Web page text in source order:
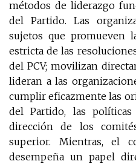
métodos de liderazgo
del Partido. Las
sujetos que promueven
estricta de las
del PCV; movilizan
lideran a las
cumplir eficazmente las
del Partido, las
dirección de los
superior. Mientras, el
desempeña un papel